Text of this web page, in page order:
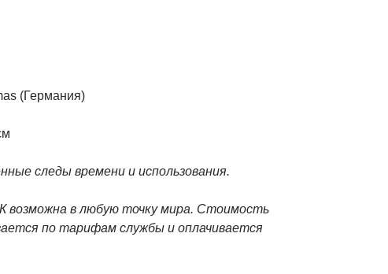
(Германия)
следы времени и использования.
возможна в любую точку мира. Стоимость
по тарифам службы и оплачивается